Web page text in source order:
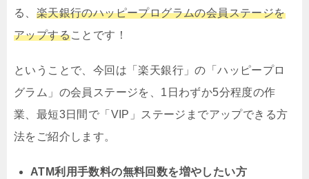
る、 楽天銀行のハッピープログラムの会員ステージを
アップすることです！
ということで、今回は「楽天銀行」の「ハッピープロ
グラム」の会員ステージを、1日わずか5分程度の作
業、最短3日間で「VIP」ステージまでアップできる方
法をご紹介します。
ATM利用手数料の無料回数を増やしたい方